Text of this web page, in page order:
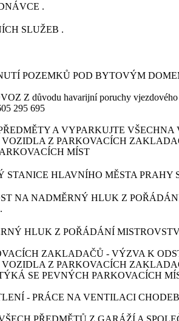
.
SLUŽEB .
POZEMKŮ POD BYTOVÝM
Z důvodu havarijní poruchy
295 695
A VYPARKUJTE
Z PARKOVACÍCH ZAKLADAČŮ
MÍST
STANICE HLAVNÍHO MĚSTA PRAHY
NA NADMĚRNÝ HLUK Z
HLUK Z POŘÁDÁNÍ
ZAKLADAČŮ - VÝZVA K
Z PARKOVACÍCH
SE PEVNÝCH PARKOVACÍCH
- PRÁCE NA VENTILACI CHODEB
PŘEDMĚTŮ Z GARÁŽÍ A